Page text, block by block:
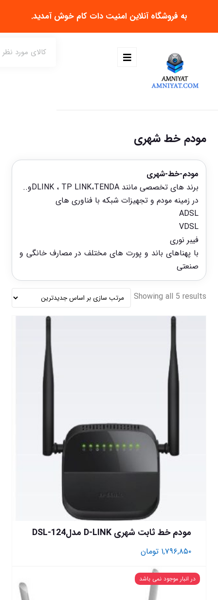
به فروشگاه آنلاین امنیت دات کام خوش آمدید.
مودم خط شهری
مودم-خط-شهری
برند های تخصصی مانند DLINK ، TP LINK،TENDAو..
در زمینه مودم و تجهیزات شبکه با فناوری های
ADSL
VDSL
فیبر نوری
با پهناهای باند و پورت های مختلف در مصارف خانگی و
صنعتی
Showing all 5 results
مودم خط ثابت شهری D-LINK مدلDSL-124
۱,۷۹۶,۸۵۰ تومان
در انبار موجود نمی باشد